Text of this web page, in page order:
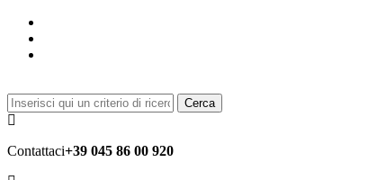
Cerca
Contattaci+39 045 86 00 920